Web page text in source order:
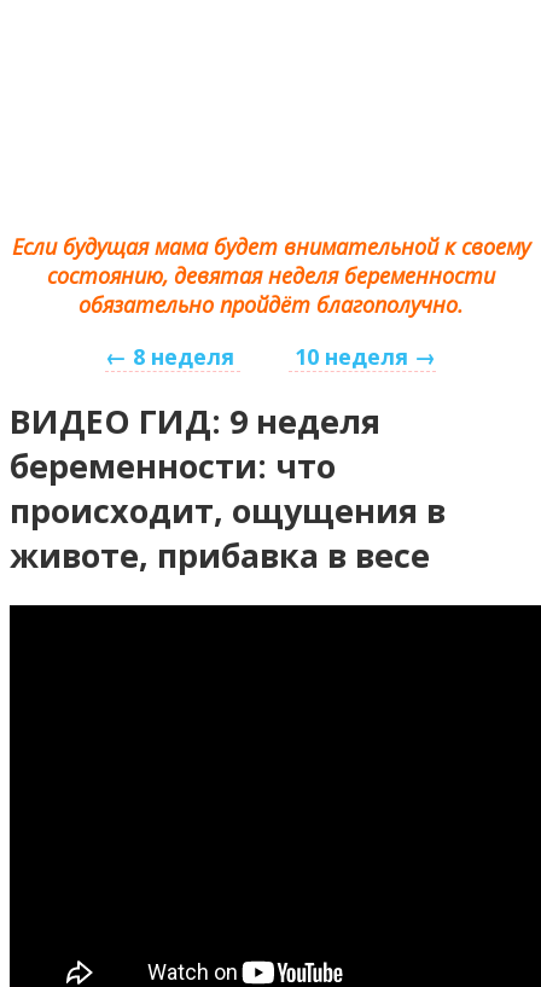
Если будущая мама будет внимательной к своему
состоянию, девятая неделя беременности
обязательно пройдёт благополучно.
← 8 неделя
10 неделя →
ВИДЕО ГИД: 9 неделя
беременности: что
происходит, ощущения в
животе, прибавка в весе